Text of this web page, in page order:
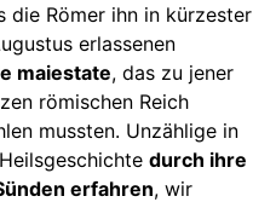
die Römer ihn in kürzester
erlassenen
maiestate, das zu jener
römischen Reich
mussten. Unzählige in
durch ihre
erfahren, wir